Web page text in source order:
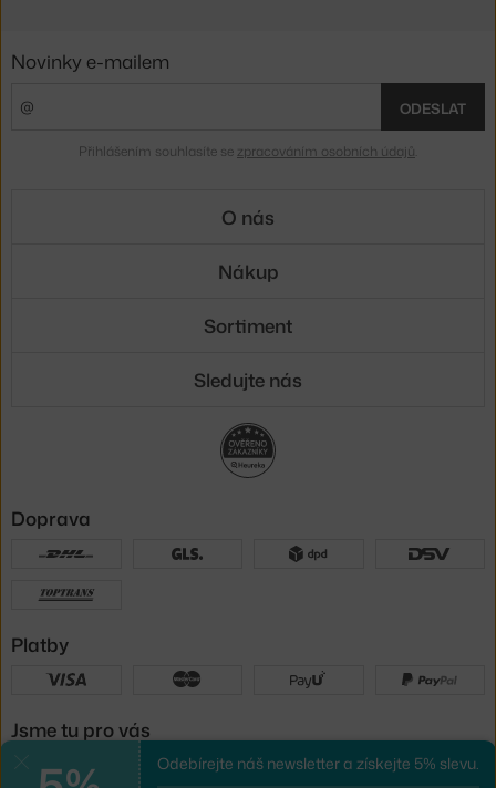
Odebírejte náš newsletter a získejte 5% slevu.
Novinky e-mailem
ODESLAT
Přihlášením souhlasíte se zpracováním osobních údajů
O nás
Nákup
Sortiment
Sledujte nás
Doprava
Platby
Jsme tu pro vás